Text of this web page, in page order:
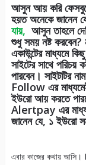
আসুন আয় করি
হয়ত অনেকে জানেন
যায়, আসুন তাহলে
শুধু সময় নষ্ট
একাউন্টের মাধ্যমে
সাইটের সাথে পরিচয়
পারবেন।
Follow এর
ইউরো আয় করতে
Alertpay এর
জানেন যে, ১ ইউরো
এবার কাজের কথায়